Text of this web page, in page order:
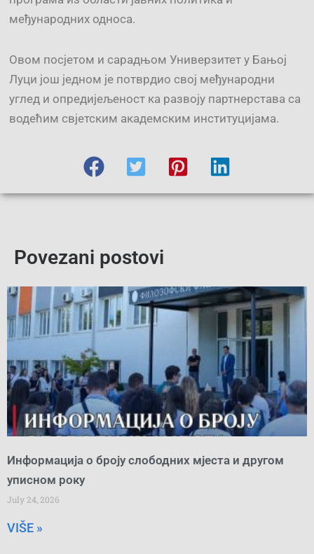
међународних односа.
Овом посјетом и сарадњом Универзитет у Бањој
Луци још једном је потврдио свој међународни
углед и опредијељеност ка развоју партнерстава са
водећим свјетским академским институцијама.
Povezani postovi
Информација о броју слободних мјеста и другом
уписном року
July 24, 2026
VIŠE »